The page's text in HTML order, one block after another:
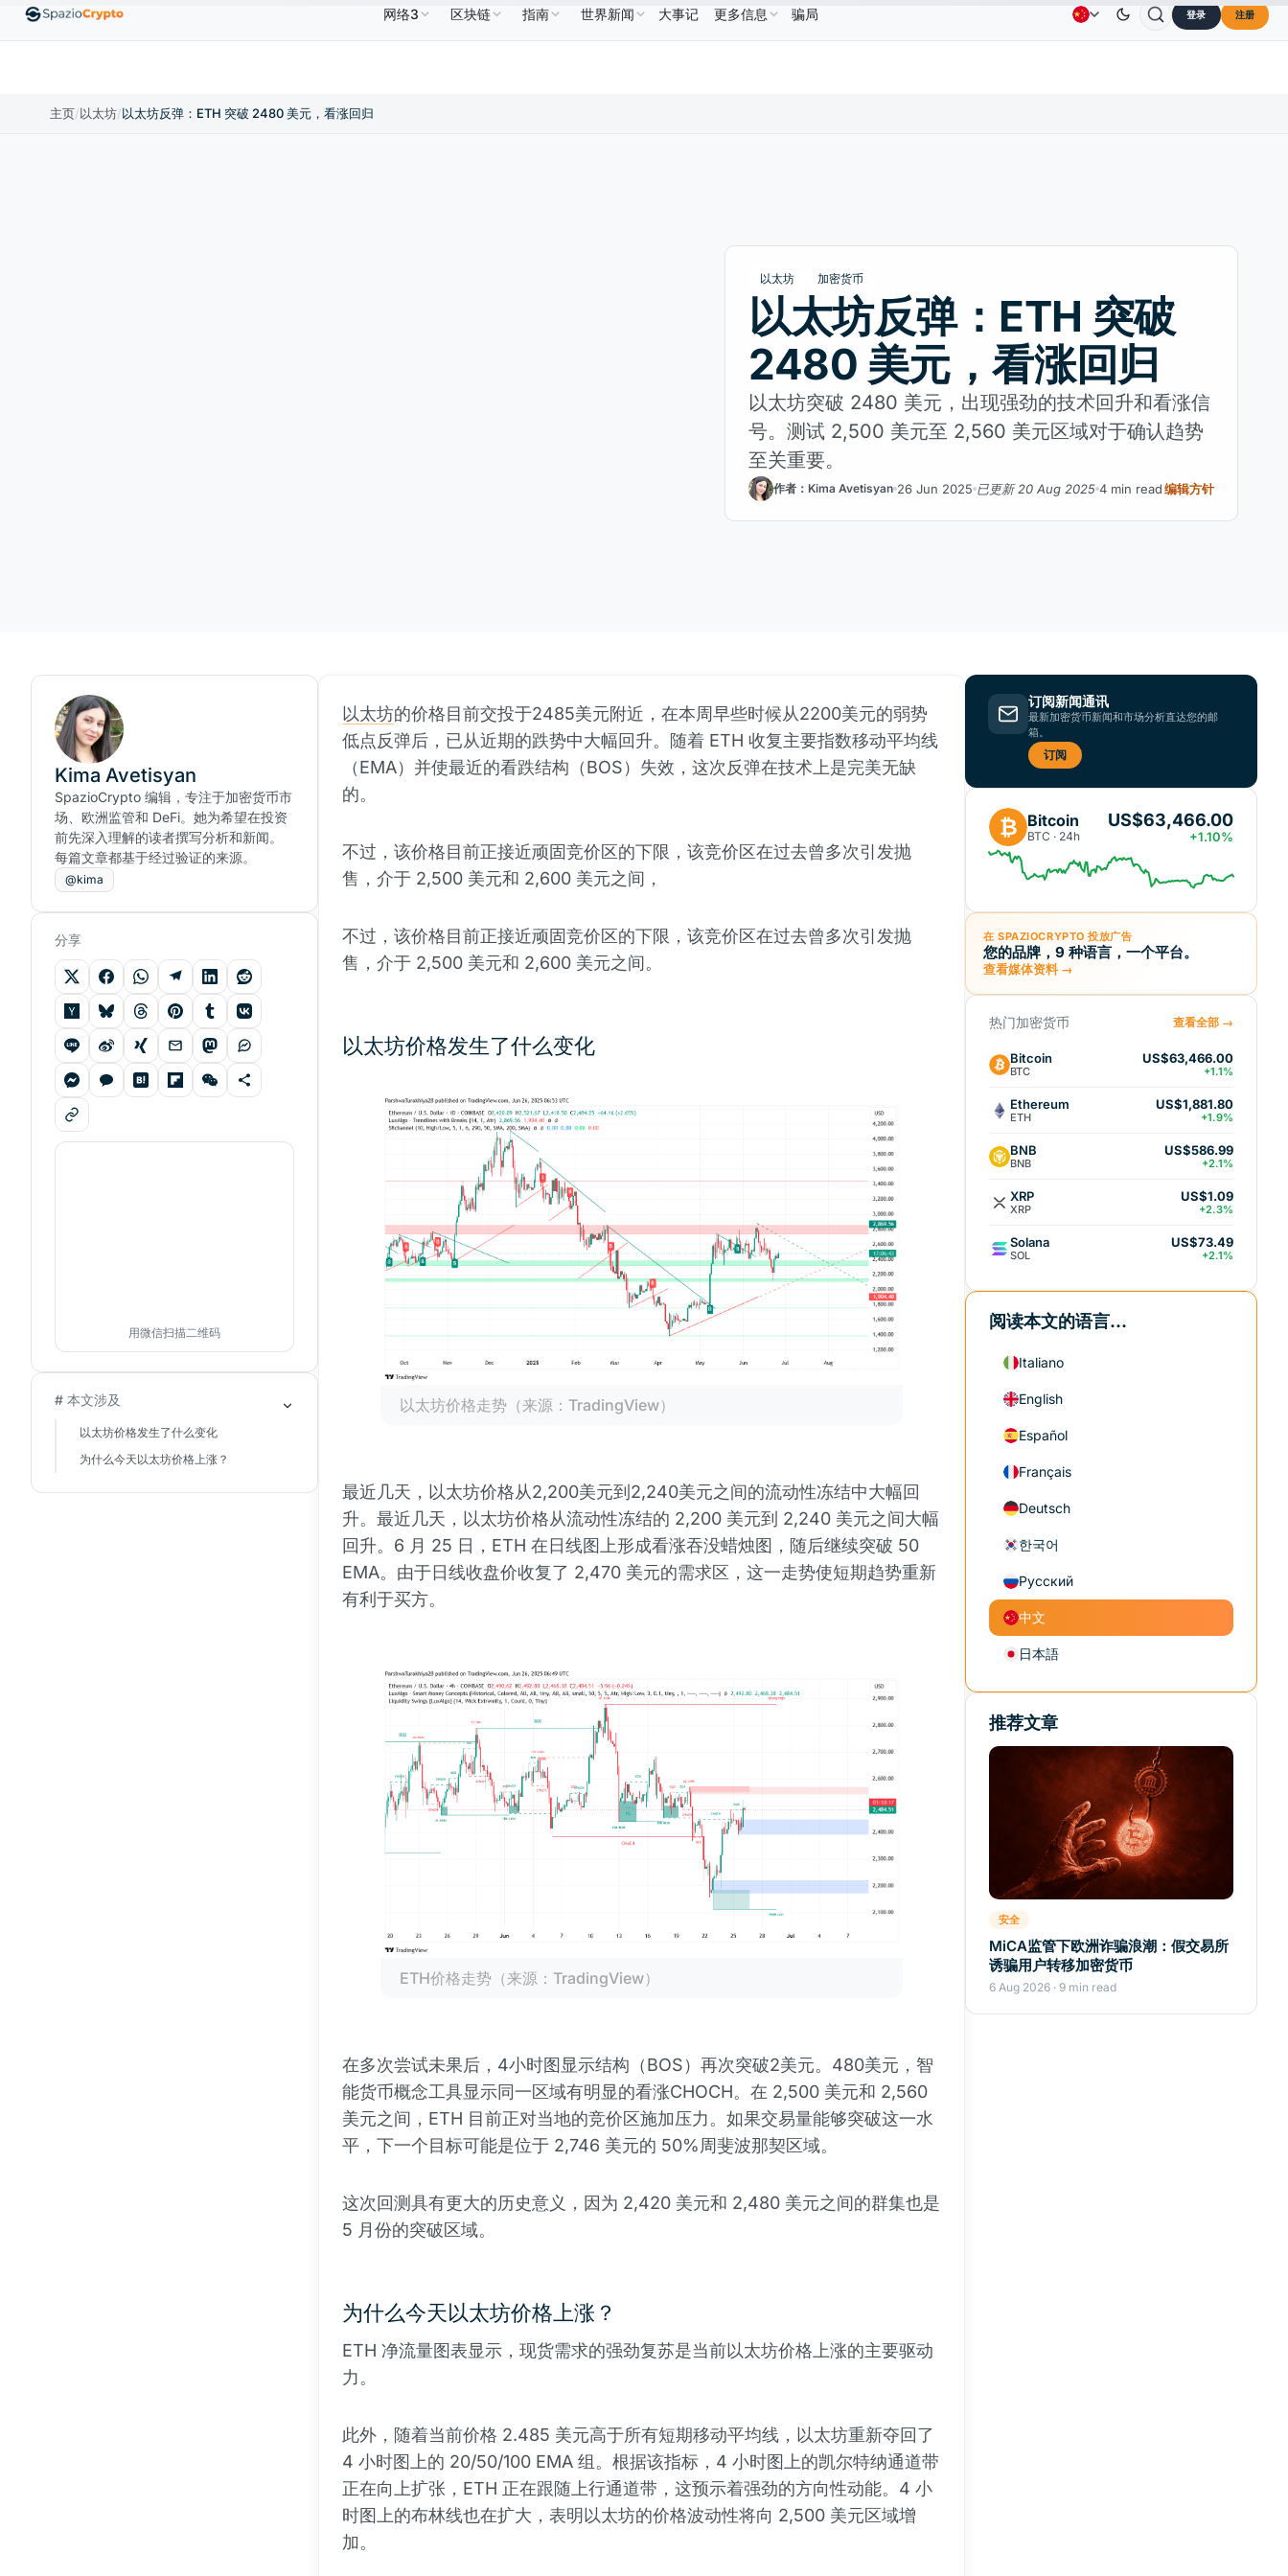
EthereumETHUS$1,880.58 ↑0.00% BNBBNB US$586.64 ↑2.10% USDCUSDCUS$0.9995↑0.00% XRPXRPUS$1.09↑2.30% TRXUS$0.3264 ↓0.30% DogecoinDOGE
关于我们
网络3 区块链 指南 世界新闻 大事记 更多信息 骗局 登录 注册
主页/以太坊/以太坊反弹：ETH 突破 2480 美元，看涨回归
以太坊 加密货币
以太坊反弹：ETH 突破
2480 美元，看涨回归
以太坊突破 2480 美元，出现强劲的技术回升和看涨信
号。测试 2,500 美元至 2,560 美元区域对于确认趋势
至关重要。
作者：Kima Avetisyan 26 Jun 2025 已更新 20 Aug 2025 4 min read编辑方针
以太坊的价格目前交投于2485美元附近，在本周早些时候从2200美元的弱势
低点反弹后，已从近期的跌势中大幅回升。随着 ETH 收复主要指数移动平均线
（EMA）并使最近的看跌结构（BOS）失效，这次反弹在技术上是完美无缺
的。
不过，该价格目前正接近顽固竞价区的下限，该竞价区在过去曾多次引发抛
售，介于 2,500 美元和 2,600 美元之间，
不过，该价格目前正接近顽固竞价区的下限，该竞价区在过去曾多次引发抛
售，介于 2,500 美元和 2,600 美元之间。
以太坊价格发生了什么变化
以太坊价格走势（来源：TradingView）
最近几天，以太坊价格从2,200美元到2,240美元之间的流动性冻结中大幅回
升。最近几天，以太坊价格从流动性冻结的 2,200 美元到 2,240 美元之间大幅
回升。6 月 25 日，ETH 在日线图上形成看涨吞没蜡烛图，随后继续突破 50
EMA。由于日线收盘价收复了 2,470 美元的需求区，这一走势使短期趋势重新
有利于买方。
ETH价格走势（来源：TradingView）
在多次尝试未果后，4小时图显示结构（BOS）再次突破2美元。480美元，智
能货币概念工具显示同一区域有明显的看涨CHOCH。在 2,500 美元和 2,560
美元之间，ETH 目前正对当地的竞价区施加压力。如果交易量能够突破这一水
平，下一个目标可能是位于 2,746 美元的 50%周斐波那契区域。
这次回测具有更大的历史意义，因为 2,420 美元和 2,480 美元之间的群集也是
5 月份的突破区域。
为什么今天以太坊价格上涨？
ETH 净流量图表显示，现货需求的强劲复苏是当前以太坊价格上涨的主要驱动
力。
此外，随着当前价格 2.485 美元高于所有短期移动平均线，以太坊重新夺回了
4 小时图上的 20/50/100 EMA 组。根据该指标，4 小时图上的凯尔特纳通道带
正在向上扩张，ETH 正在跟随上行通道带，这预示着强劲的方向性动能。4 小
时图上的布林线也在扩大，表明以太坊的价格波动性将向 2,500 美元区域增
加。
Kima Avetisyan
SpazioCrypto 编辑，专注于加密货币市
场、欧洲监管和 DeFi。她为希望在投资
前先深入理解的读者撰写分析和新闻。
每篇文章都基于经过验证的来源。
@kima
分享
用微信扫描二维码
# 本文涉及
以太坊价格发生了什么变化
为什么今天以太坊价格上涨？
订阅新闻通讯
最新加密货币新闻和市场分析直达您的邮
箱。
订阅
₿ Bitcoin
BTC · 24h
US$63,466.00
+1.10%
在 SPAZIOCRYPTO 投放广告
您的品牌，9 种语言，一个平台。
查看媒体资料 →
热门加密货币 查看全部 →
Bitcoin
BTC
US$63,466.00
+1.1%
Ethereum
ETH
US$1,881.80
+1.9%
BNB
BNB
US$586.99
+2.1%
XRP
XRP
US$1.09
+2.3%
Solana
SOL
US$73.49
+2.1%
阅读本文的语言...
Italiano
English
Español
Français
Deutsch
한국어
Русский
中文
日本語
推荐文章
安全
MiCA监管下欧洲诈骗浪潮：假交易所
诱骗用户转移加密货币
6 Aug 2026 · 9 min read